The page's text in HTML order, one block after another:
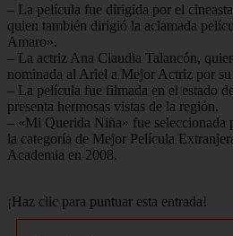
– La película fue dirigida por el
quien también dirigió la aclamada
Amaro».
– La actriz Ana Claudia Talancón,
nominada al Ariel a Mejor Actriz por
– La película fue filmada en el estado
presenta hermosas vistas de la región.
– «Mi Querida Niña» fue seleccionada
la categoría de Mejor Película
Academia en 2008.
¡Haz clic para puntuar esta entrada!